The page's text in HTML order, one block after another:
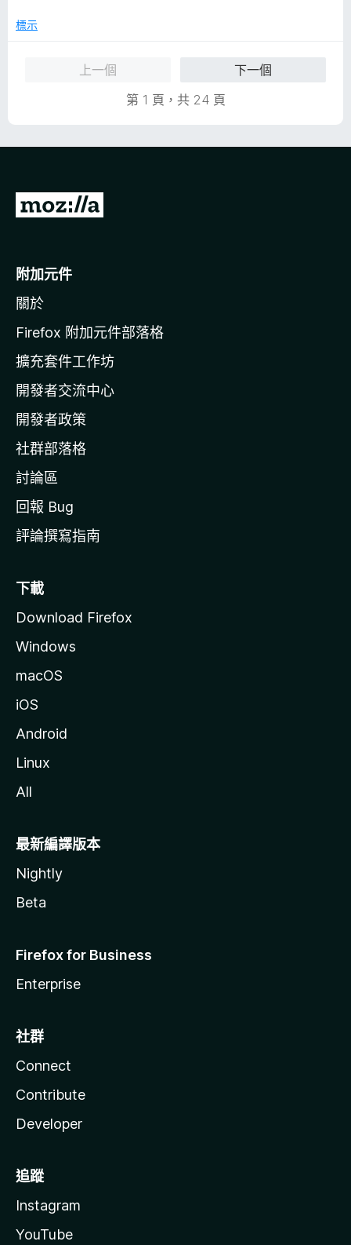
分
分
標示
上一個
下一個
第 1 頁，共 24 頁
前
o
i
l
a
官
網
附加元件
關於
Firefox 附加元件部落格
擴充套件工作坊
開發者交流中心
開發者政策
社群部落格
討論區
回報 Bug
評論撰寫指南
下載
Download Firefox
Windows
macOS
iOS
Android
Linux
All
最新編譯版本
Nightly
Beta
Firefox for Business
Enterprise
社群
Connect
Contribute
Developer
追蹤
Instagram
YouTube